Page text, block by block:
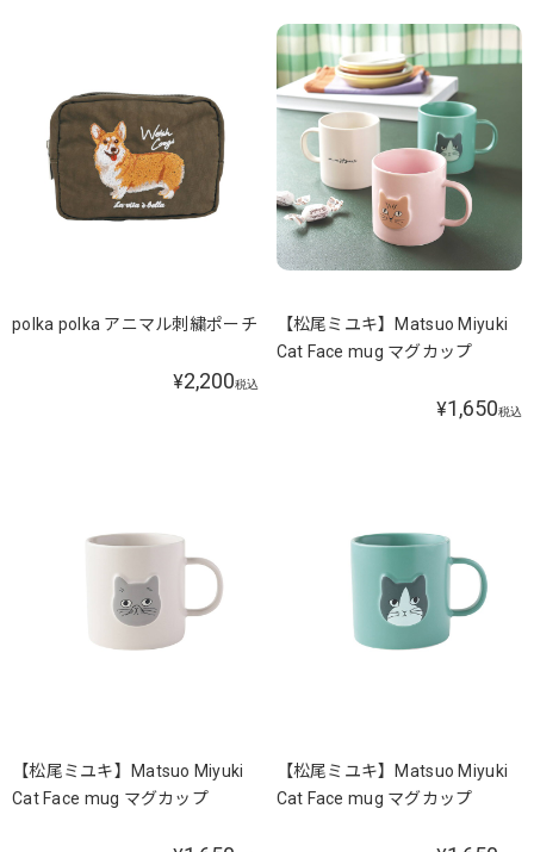
polka polka アニマル刺繍ポーチ
¥2,200税込
【松尾ミユキ】Matsuo Miyuki
Cat Face mug マグカップ
¥1,650税込
【松尾ミユキ】Matsuo Miyuki
Cat Face mug マグカップ
【松尾ミユキ】Matsuo Miyuki
Cat Face mug マグカップ